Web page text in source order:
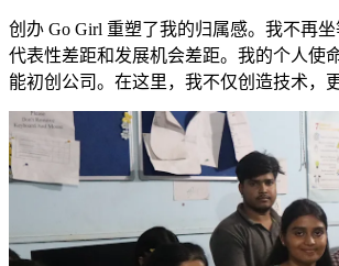
创办 Go Girl 重塑了我的归属感。我不再
代表性差距和发展机会差距。我的个人使
能初创公司。在这里，我不仅创造技术，